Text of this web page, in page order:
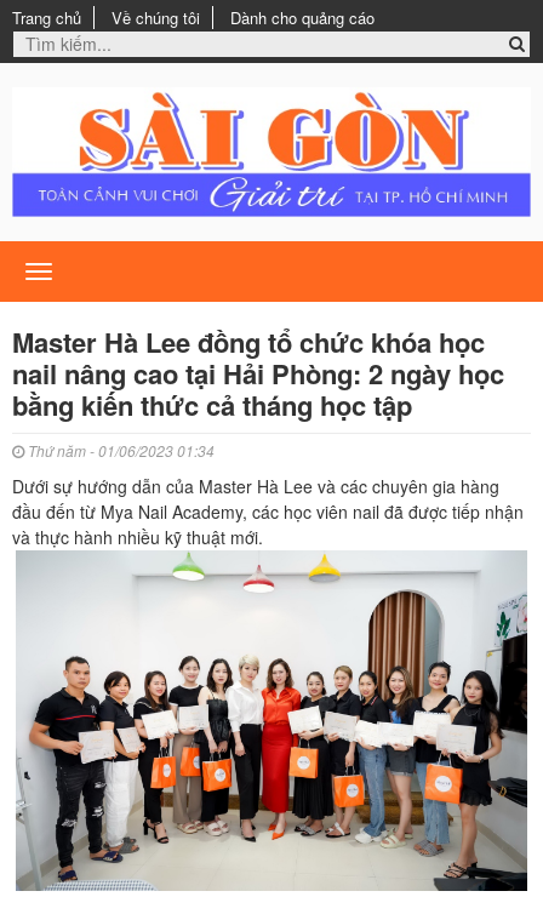
Trang chủ Về chúng tôi Dành cho quảng cáo
Toggle
navigation
Master Hà Lee đồng tổ chức khóa học
nail nâng cao tại Hải Phòng: 2 ngày học
bằng kiến thức cả tháng học tập
Thứ năm - 01/06/2023 01:34
Dưới sự hướng dẫn của Master Hà Lee và các chuyên gia hàng
đầu đến từ Mya Nail Academy, các học viên nail đã được tiếp nhận
và thực hành nhiều kỹ thuật mới.